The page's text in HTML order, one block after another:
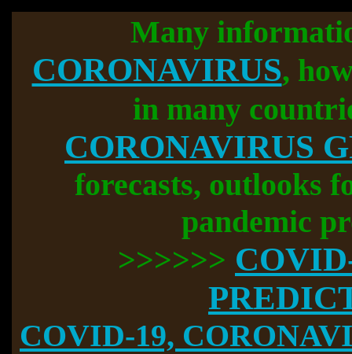
Many
CORONAVIRUS,
in many
CORONAVIRUS
forecasts, outlooks
pandemic
>>>>>>
COVID-19,